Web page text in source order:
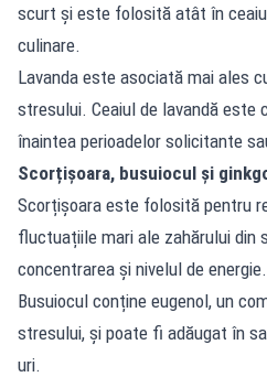
scurt și este folosită atât în
culinare.
Lavanda este asociată mai ales
stresului. Ceaiul de lavandă este
înaintea perioadelor solicitante
Scorțișoara, busuiocul și
Scorțișoara este folosită pentru
fluctuațiile mari ale zahărului din
concentrarea și nivelul de energie.
Busuiocul conține eugenol, un
stresului, și poate fi adăugat în
uri.